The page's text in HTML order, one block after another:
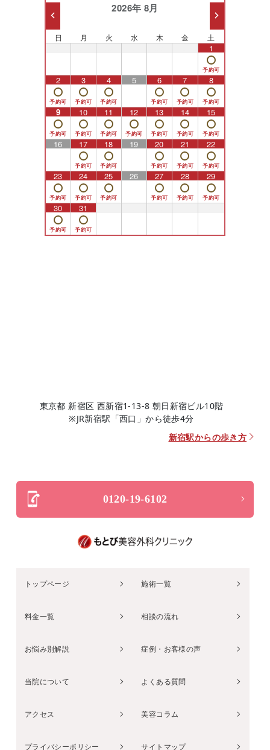
2026年 8月
日 月 火 水 木 金 土
1
2 3 4 5 6 7 8
9 10 11 12 13 14 15
16 17 18 19 20 21 22
23 24 25 26 27 28 29
30 31
東京都 新宿区 西新宿1-13-8 朝日新宿ビル10階
※JR新宿駅「西口」から徒歩4分
新宿駅からの歩き方
0120-19-6102
トップページ 施術一覧
料金一覧 相談の流れ
お悩み別解説 症例・お客様の声
当院について よくある質問
アクセス 美容コラム
プライバシーポリシー サイトマップ